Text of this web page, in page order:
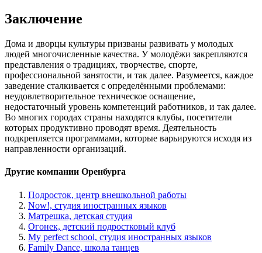
Заключение
Дома и дворцы культуры призваны развивать у молодых
людей многочисленные качества. У молодёжи закрепляются
представления о традициях, творчестве, спорте,
профессиональной занятости, и так далее. Разумеется, каждое
заведение сталкивается с определёнными проблемами:
неудовлетворительное техническое оснащение,
недостаточный уровень компетенций работников, и так далее.
Во многих городах страны находятся клубы, посетители
которых продуктивно проводят время. Деятельность
подкрепляется программами, которые варьируются исходя из
направленности организаций.
Другие компании Оренбурга
Подросток, центр внешкольной работы
Now!, студия иностранных языков
Матрешка, детская студия
Огонек, детский подростковый клуб
My perfect school, студия иностранных языков
Family Dance, школа танцев